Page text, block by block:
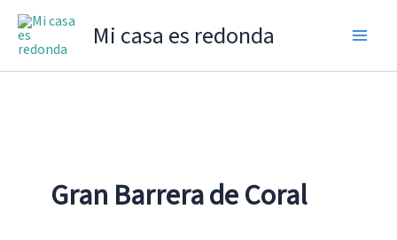
Mi casa es redonda
Gran Barrera de Coral